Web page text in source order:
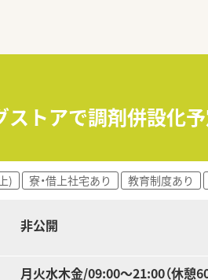
トアで調剤併設化
) 寮・借上社宅あり 教育制度あり
非公開
月火水木金/09:00～21:00（休憩